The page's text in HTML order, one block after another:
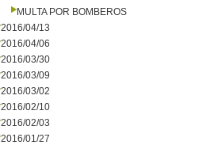
MULTA POR BOMBEROS
2016/04/13
2016/04/06
2016/03/30
2016/03/09
2016/03/02
2016/02/10
2016/02/03
2016/01/27